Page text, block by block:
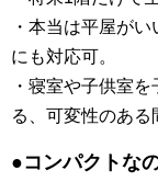
・本当は平屋が
にも対応可。
・寝室や子供室
る、可変性のある
●コンパクトな